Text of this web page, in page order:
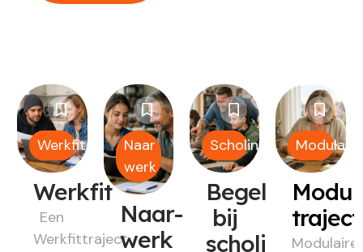
Werkfit
Werkfit
Een
Werkfittraject
Naar
werk
Naar-
werk
Scholing
Begeleiding
bij
scholing
Modulair
Modulaire